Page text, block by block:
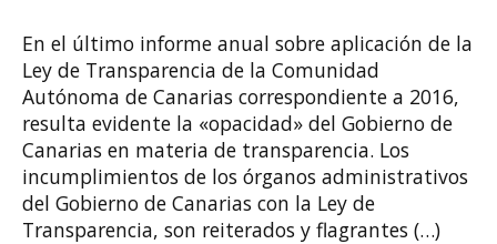
En el último informe anual sobre aplicación de la
Ley de Transparencia de la Comunidad
Autónoma de Canarias correspondiente a 2016,
resulta evidente la «opacidad» del Gobierno de
Canarias en materia de transparencia. Los
incumplimientos de los órganos administrativos
del Gobierno de Canarias con la Ley de
Transparencia, son reiterados y flagrantes (…)